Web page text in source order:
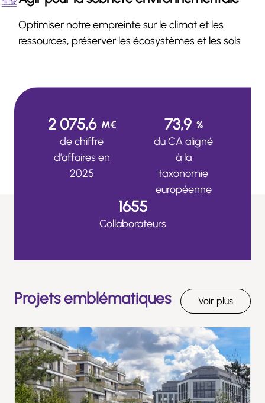
Optimiser notre empreinte sur le climat et les
ressources, préserver les écosystèmes et les sols
2 075,6 M€
de chiffre
d’affaires en
2025
73,9 %
du CA aligné
à la
taxonomie
européenne
1655
Collaborateurs
Projets emblématiques Voir plus